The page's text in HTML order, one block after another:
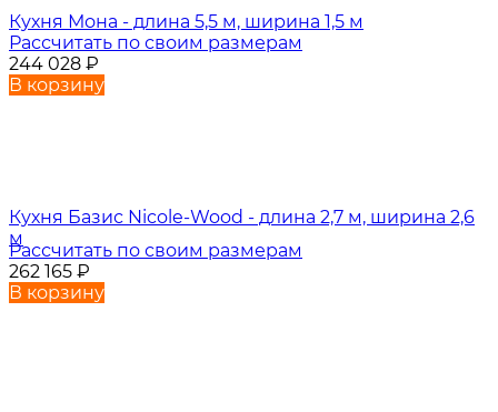
Кухня Мона - длина 5,5 м, ширина 1,5 м
Рассчитать по своим размерам
244 028 ₽
В корзину
Кухня Базис Nicole-Wood - длина 2,7 м, ширина 2,6
м
Рассчитать по своим размерам
262 165 ₽
В корзину